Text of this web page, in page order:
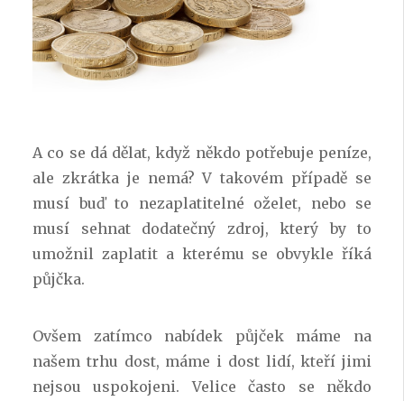
A co se dá dělat, když někdo potřebuje peníze,
ale zkrátka je nemá? V takovém případě se
musí buď to nezaplatitelné oželet, nebo se
musí sehnat dodatečný zdroj, který by to
umožnil zaplatit a kterému se obvykle říká
půjčka.
Ovšem zatímco nabídek půjček máme na
našem trhu dost, máme i dost lidí, kteří jimi
nejsou uspokojeni. Velice často se někdo